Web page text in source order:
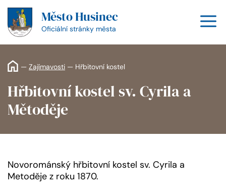
Přeskočit
obsah
Město Husinec
Oficiální stránky města
— Zajímavosti — Hřbitovní kostel
Hřbitovní kostel sv. Cyrila a
Mětoděje
Novorománský hřbitovní kostel sv. Cyrila a
Metoděje z roku 1870.